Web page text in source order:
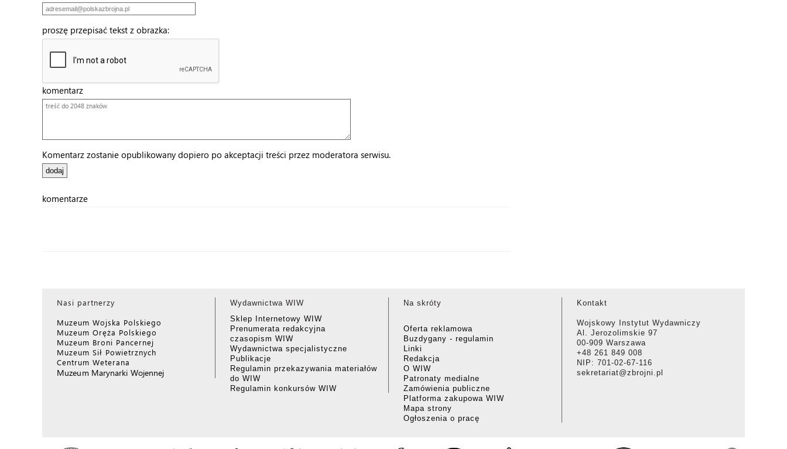
proszę przepisać tekst z obrazka:
komentarz
Komentarz zostanie opublikowany dopiero po akceptacji treści przez moderatora serwisu.
komentarze
Nasi partnerzy
Muzeum Wojska Polskiego
Muzeum Oręża Polskiego
Muzeum Broni Pancernej
Muzeum Sił Powietrznych
Centrum Weterana
Muzeum Marynarki Wojennej
Wydawnictwa WIW
Sklep Internetowy WIW
Prenumerata redakcyjna
czasopism WIW
Wydawnictwa specjalistyczne
Publikacje
Regulamin przekazywania materiałów
do WIW
Regulamin konkursów WIW
Na skróty
Oferta reklamowa
Buzdygany - regulamin
Linki
Redakcja
O WIW
Patronaty medialne
Zamówienia publiczne
Platforma zakupowa WIW
Mapa strony
Ogłoszenia o pracę
Kontakt
Wojskowy Instytut Wydawniczy
Al. Jerozolimskie 97
00-909 Warszawa
+48 261 849 008
NIP: 701-02-67-116
sekretariat@zbrojni.pl